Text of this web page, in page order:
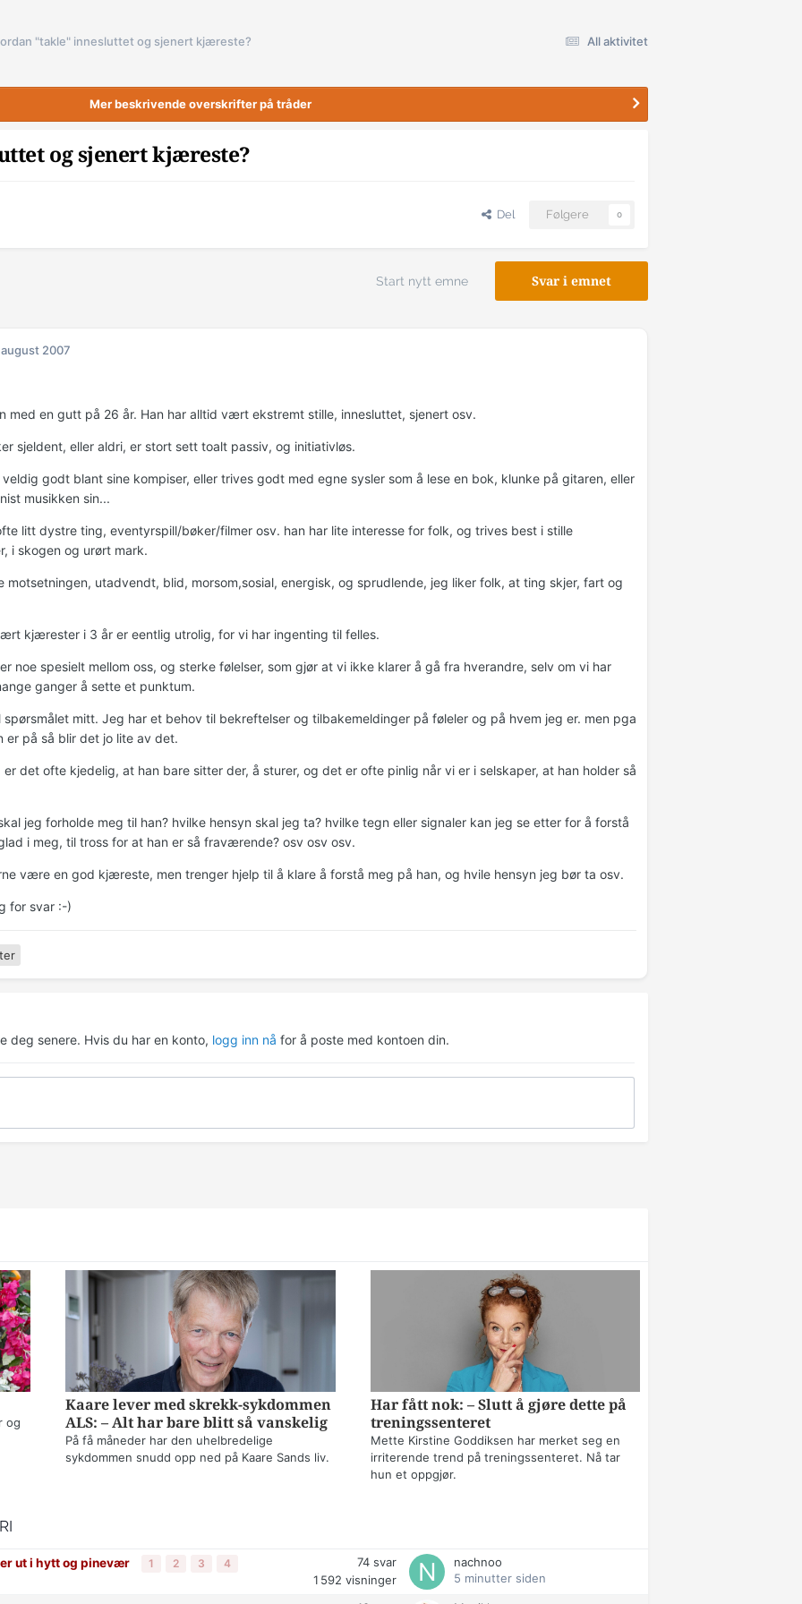
All aktivitet
"takle" innesluttet og sjenert kjæreste?
Mer beskrivende overskrifter på tråder
og sjenert kjæreste?
Del Følgere 0
Svar i emnet
Start nytt emne
2007
med en gutt på 26 år. Han har alltid vært ekstremt stille, innesluttet, sjenert osv.
sjeldent, eller aldri, er stort sett toalt passiv, og initiativløs.
godt blant sine kompiser, eller trives godt med egne sysler som å lese en bok, klunke på gitaren, eller
musikken sin...
litt dystre ting, eventyrspill/bøker/filmer osv. han har lite interesse for folk, og trives best i stille
i skogen og urørt mark.
motsetningen, utadvendt, blid, morsom,sosial, energisk, og sprudlende, jeg liker folk, at ting skjer, fart og
kjærester i 3 år er eentlig utrolig, for vi har ingenting til felles.
noe spesielt mellom oss, og sterke følelser, som gjør at vi ikke klarer å gå fra hverandre, selv om vi har
ganger å sette et punktum.
spørsmålet mitt. Jeg har et behov til bekreftelser og tilbakemeldinger på føleler og på hvem jeg er. men pga
er på så blir det jo lite av det.
er det ofte kjedelig, at han bare sitter der, å sturer, og det er ofte pinlig når vi er i selskaper, at han holder så
jeg forholde meg til han? hvilke hensyn skal jeg ta? hvilke tegn eller signaler kan jeg se etter for å forstå
i meg, til tross for at han er så fraværende? osv osv osv.
være en god kjæreste, men trenger hjelp til å klare å forstå meg på han, og hvile hensyn jeg bør ta osv.
for svar :-)
deg senere. Hvis du har en konto, logg inn nå for å poste med kontoen din.
og
Kaare lever med skrekk-sykdommen
ALS: – Alt har bare blitt så vanskelig
På få måneder har den uhelbredelige
sykdommen snudd opp ned på Kaare Sands liv.
Har fått nok: – Slutt å gjøre dette på
treningssenteret
Mette Kirstine Goddiksen har merket seg en
irriterende trend på treningssenteret. Nå tar
hun et oppgjør.
ut i hytt og pinevær 1 2 3 4 74 svar
1 592 visninger
nachnoo
5 minutter siden